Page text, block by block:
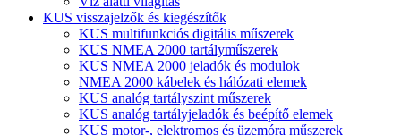
KUS visszajelzők és kiegészítők
KUS multifunkciós digitális műszerek
KUS NMEA 2000 tartályműszerek
KUS NMEA 2000 jeladók és modulok
NMEA 2000 kábelek és hálózati elemek
KUS analóg tartályszint műszerek
KUS analóg tartályjeladók és beépítő elemek
KUS motor-, elektromos és üzemóra műszerek